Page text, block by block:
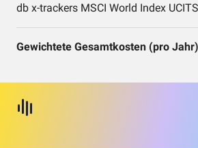
db x-trackers MSCI World Index
Gewichtete Gesamtkosten (pro Jahr)